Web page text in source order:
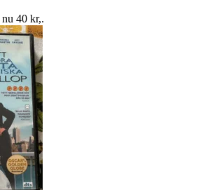
40 kr,.